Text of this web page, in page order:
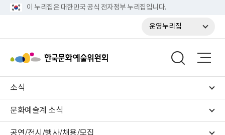
이 누리집은 대한민국 공식 전자정부 누리집입니다.
운영누리집
소식
문화예술계 소식
공연/전시/행사/채용/모집